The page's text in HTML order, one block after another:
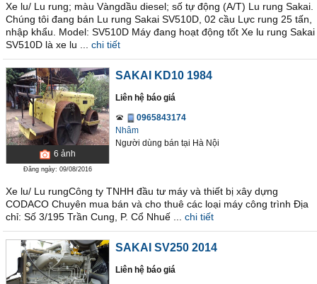
Xe lu/ Lu rung; màu Vàngdầu diesel; số tự động (A/T) Lu rung Sakai.
Chúng tôi đang bán Lu rung Sakai SV510D, 02 cầu Lực rung 25 tấn,
nhập khẩu. Model: SV510D Máy đang hoạt động tốt Xe lu rung Sakai
SV510D là xe lu ...
chi tiết
6 ảnh
Đăng ngày: 09/08/2016
SAKAI KD10 1984
Liên hệ báo giá
0965843174
Nhâm
Người dùng bán tại Hà Nội
Xe lu/ Lu rungCông ty TNHH đầu tư máy và thiết bị xây dựng
CODACO Chuyên mua bán và cho thuê các loại máy công trình Địa
chỉ: Số 3/195 Trần Cung, P. Cổ Nhuế ...
chi tiết
SAKAI SV250 2014
Liên hệ báo giá